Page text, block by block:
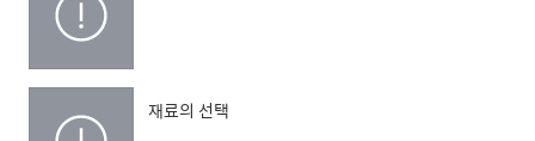
재료의 선택